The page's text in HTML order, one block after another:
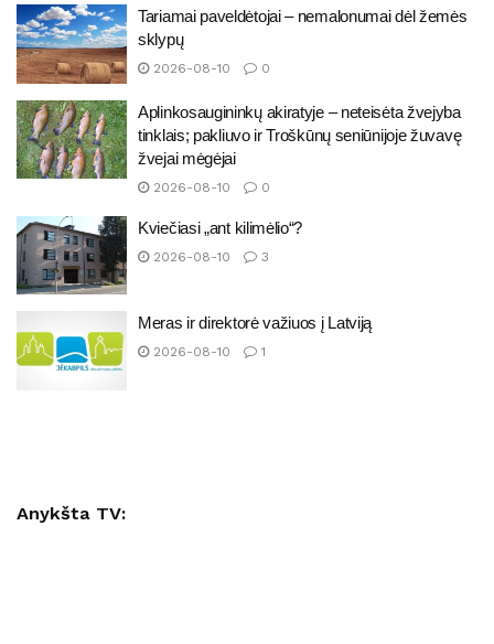
Tariamai paveldėtojai – nemalonumai dėl žemės
sklypų
2026-08-10 0
Aplinkosaugininkų akiratyje – neteisėta žvejyba
tinklais; pakliuvo ir Troškūnų seniūnijoje žuvavę
žvejai mėgėjai
2026-08-10 0
Kviečiasi „ant kilimėlio“?
2026-08-10 3
Meras ir direktorė važiuos į Latviją
2026-08-10 1
Anykšta TV: